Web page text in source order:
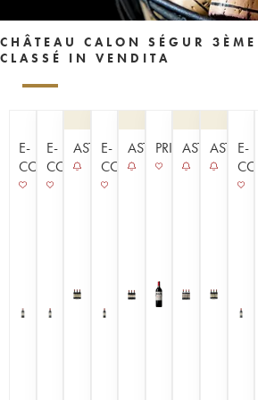
CHÂTEAU CALON SÉGUR
CLASSÉ IN VENDITA
E-
COMMERCE
E-
COMMERCE
ASTAE-
COMMERCE
ASTAPRIMEURS
ASTAASTAE-